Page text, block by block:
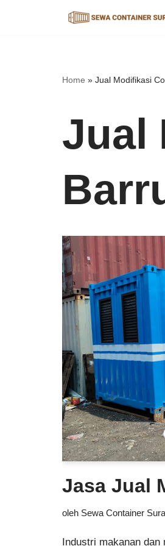
Home » Jual Modifikasi
Jual
Jasa Jual
oleh Sewa Container
Industri makanan dan